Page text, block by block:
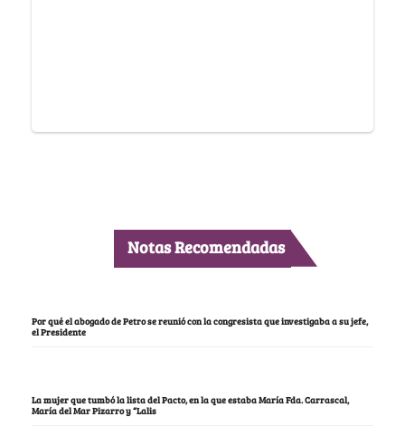
Notas Recomendadas
Por qué el abogado de Petro se reunió con la congresista que investigaba a su jefe,
el Presidente
La mujer que tumbó la lista del Pacto, en la que estaba María Fda. Carrascal,
María del Mar Pizarro y “Lalis